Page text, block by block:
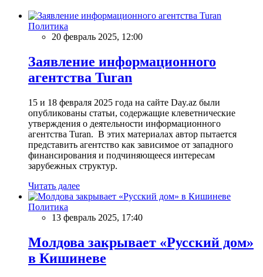
Политика
20 февраль 2025, 12:00
Заявление информационного
агентства Turan
15 и 18 февраля 2025 года на сайте Day.az были
опубликованы статьи, содержащие клеветнические
утверждения о деятельности информационного
агентства Turan. В этих материалах автор пытается
представить агентство как зависимое от западного
финансирования и подчиняющееся интересам
зарубежных структур.
Читать далее
Политика
13 февраль 2025, 17:40
Молдова закрывает «Русский дом»
в Кишиневе